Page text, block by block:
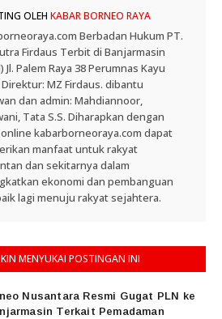
OLEH KABAR BORNEO RAYA
Berbadan Hukum PT.
Firdaus Terbit di Banjarmasin
Jl. Palem Raya 38 Perumnas Kayu
MZ Firdaus. dibantu
dan admin: Mahdiannoor,
Tata S.S. Diharapkan dengan
kabarborneoraya.com dapat
manfaat untuk rakyat
dan sekitarnya dalam
ekonomi dan pembanguan
lagi menuju rakyat sejahtera.
MENYUKAI POSTINGAN INI
Nusantara Resmi Gugat PLN ke
Terkait Pemadaman